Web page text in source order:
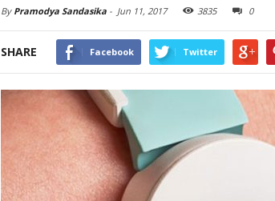
By Pramodya Sandasika- Jun 11, 2017 3835 0
SHARE Facebook Twitter